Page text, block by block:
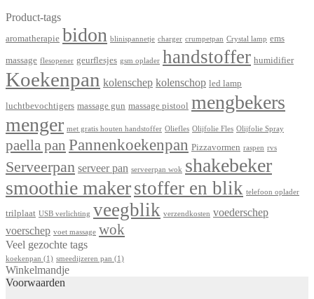
Product-tags
aromatherapie bidon blinispannetje charger crumpetpan Crystal lamp ems
massage flesopener geurflesjes gsm oplader handstoffer humidifier
Koekenpan kolenschep kolenschop led lamp
luchtbevochtigers massage gun massage pistool mengbekers
menger met gratis houten handstoffer Oliefles Olijfolie Fles Olijfolie Spray
paella pan Pannenkoekenpan Pizzavormen raspen rvs
Serveerpan serveer pan serveerpan wok shakebeker
smoothie makerstoffer en blik telefoon oplader
trilplaat USB verlichting veegblik verzendkosten voederschep
voerschep voet massage wok
Veel gezochte tags
koekenpan (1) smeedijzeren pan (1)
Winkelmandje
Voorwaarden